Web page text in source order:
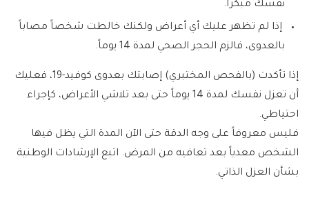
نفسك مبكراً.
إذا لم تظهر عليك أي أعراض ولكنك خالطت شخصاً مصاباً
بالعدوى، فالزم الحجر الصحي لمدة 14 يوماً.
إذا تأكدت (بالفحص المختبري) إصابتك بعدوى كوفيد-19، فعليك
أن تعزل نفسك لمدة 14 يوماً حتى بعد تلاشي الأعراض، كإجراء
احتياطي.
فليس معروفاً على وجه الدقة حتى الآن المدة التي يظل فيها
الشخص معدياً بعد تعافيه من المرض. اتبع الإرشادات الوطنية
بشأن العزل الذاتي.